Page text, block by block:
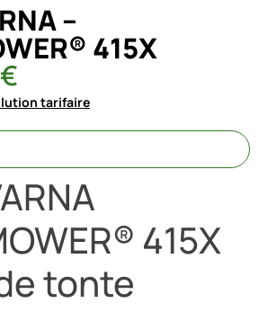
–
415X
€
tarifaire
415X
tonte